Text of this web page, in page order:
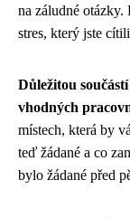
na záludné otázky.
stres, který jste
Důležitou
vhodných
místech, která by
teď žádané a co
bylo žádané před